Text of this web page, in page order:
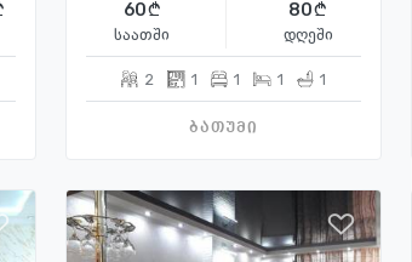
60
საათში
80
დღეში
2 1 1 1 1
ბათუმი